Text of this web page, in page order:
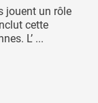
jouent un rôle
cette
L’ ...